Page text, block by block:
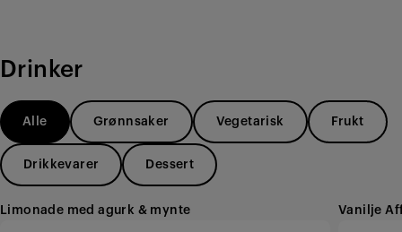
Drinker
Alle Grønnsaker Vegetarisk Frukt
Drikkevarer Dessert
Limonade med agurk & mynte Vanilje